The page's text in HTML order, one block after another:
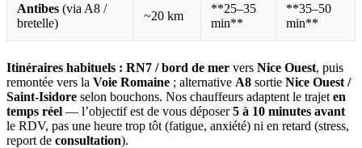
Antibes (via A8 /
bretelle)
~20 km
**25–35
min**
**35–50
min**
Itinéraires habituels : RN7 / bord de mer vers Nice Ouest, puis
remontée vers la Voie Romaine ; alternative A8 sortie Nice Ouest /
Saint-Isidore selon bouchons. Nos chauffeurs adaptent le trajet en
temps réel — l’objectif est de vous déposer5 à 10 minutes avant
le RDV, pas une heure trop tôt (fatigue, anxiété) ni en retard (stress,
report de consultation).